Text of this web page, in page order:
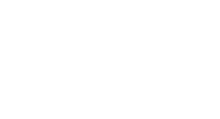
付」】
收到商品之後才付款」的支付方式。 讓您購物簡單
員、不需綁卡、不需儲值。
／服務後，再付款。